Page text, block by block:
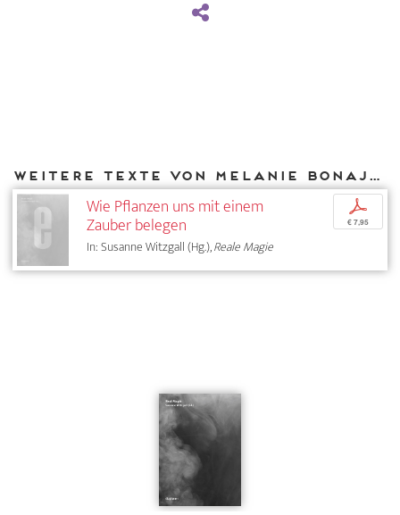
Weitere Texte von Melanie Bonajo bei DIAPHANES
Wie Pflanzen uns mit einem
Zauber belegen
In: Susanne Witzgall (Hg.),Reale Magie
p
€ 7,95